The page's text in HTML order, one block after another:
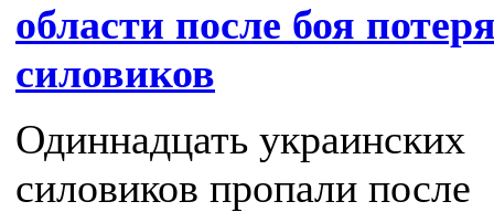
области после боя
силовиков
Одиннадцать украинских
силовиков пропали после